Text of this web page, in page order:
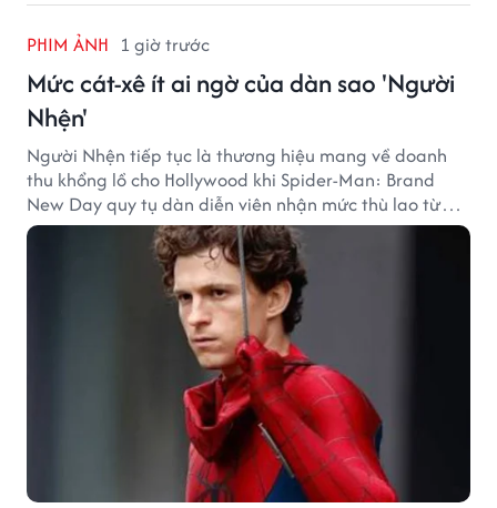
PHIM ẢNH 1 giờ trước
Mức cát-xê ít ai ngờ của dàn sao 'Người
Nhện'
Người Nhện tiếp tục là thương hiệu mang về doanh
thu khổng lồ cho Hollywood khi Spider-Man: Brand
New Day quy tụ dàn diễn viên nhận mức thù lao từ
hàng chục đến hàng trăm tỷ đồng. Thành công phòng
vé của bộ phim cũng giúp nhiều ngôi sao sở hữu khoản
thu nhập đáng mơ ước.